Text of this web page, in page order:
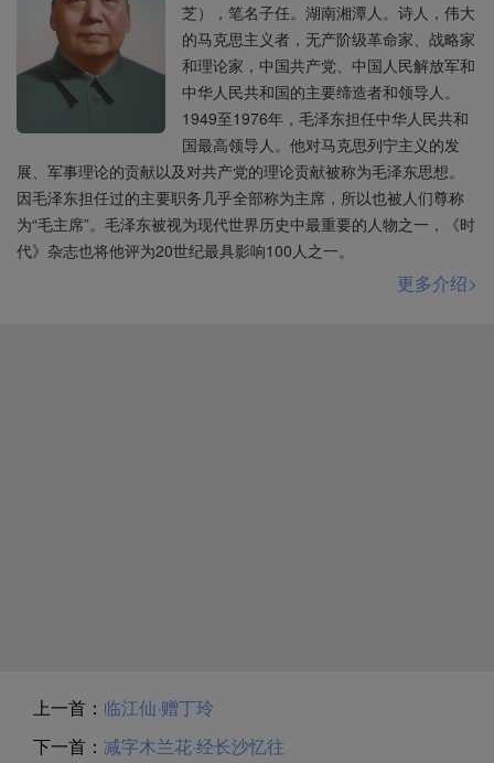
芝），笔名子任。湖南湘潭人。诗人，伟大
的马克思主义者，无产阶级革命家、战略家
和理论家，中国共产党、中国人民解放军和
中华人民共和国的主要缔造者和领导人。
1949至1976年，毛泽东担任中华人民共和
国最高领导人。他对马克思列宁主义的发
展、军事理论的贡献以及对共产党的理论贡献被称为毛泽东思想。
因毛泽东担任过的主要职务几乎全部称为主席，所以也被人们尊称
为“毛主席”。毛泽东被视为现代世界历史中最重要的人物之一，《时
代》杂志也将他评为20世纪最具影响100人之一。
更多介绍>
上一首： 临江仙·赠丁玲
下一首： 减字木兰花·经长沙忆往